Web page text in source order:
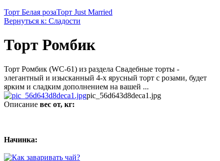
Торт Белая розаТорт Just Married
Вернуться к: Сладости
Торт Ромбик
Торт Ромбик (WC-61) из раздела Свадебные торты -
элегантный и изысканный 4-х ярусный торт с розами, будет
ярким и сладким дополнением на вашей ...
pic_56d643d8deca1.jpg
Описание вес от, кг:
Начинка: